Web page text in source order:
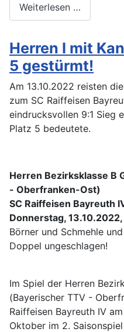
Weiterlesen …
Herren I mit
5 gestürmt!
Am 13.10.2022 reisten
zum SC Raiffeisen
eindrucksvollen 9:1 Sieg
Platz 5 bedeutete.
Herren Bezirksklasse B
- Oberfranken-Ost)
SC Raiffeisen Bayreuth
Donnerstag,
Börner und Schmehle
Doppel ungeschlagen!
Im Spiel der Herren
(Bayerischer TTV -
Raiffeisen Bayreuth IV
Oktober im 2.